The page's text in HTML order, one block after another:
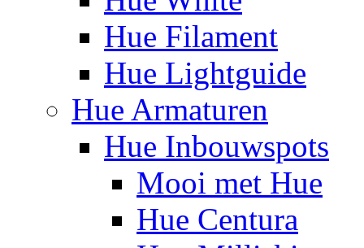
Hue Filament
Hue Lightguide
Hue Armaturen
Hue Inbouwspots
Mooi met Hue
Hue Centura